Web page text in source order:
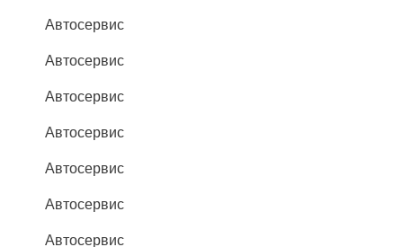
Автосервис
Автосервис
Автосервис
Автосервис
Автосервис
Автосервис
Автосервис